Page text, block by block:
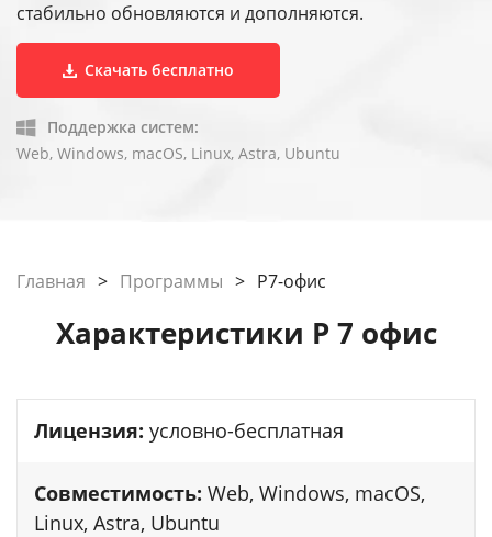
стабильно обновляются и дополняются.
Скачать бесплатно
Поддержка систем:
Web, Windows, macOS, Linux, Astra, Ubuntu
Главная > Программы > P7-офис
Характеристики P 7 офис
Лицензия: условно-бесплатная
Совместимость: Web, Windows, macOS,
Linux, Astra, Ubuntu